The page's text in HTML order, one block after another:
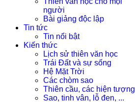
người
Bài giảng độc lập
Tin tức
Tin nổi bật
Kiến thức
Lịch sử thiên văn học
Trái Đất và sự sống
Hệ Mặt Trời
Các chòm sao
Thiên cầu, các hiện tượng
Sao, tinh vân, lỗ đen, ...